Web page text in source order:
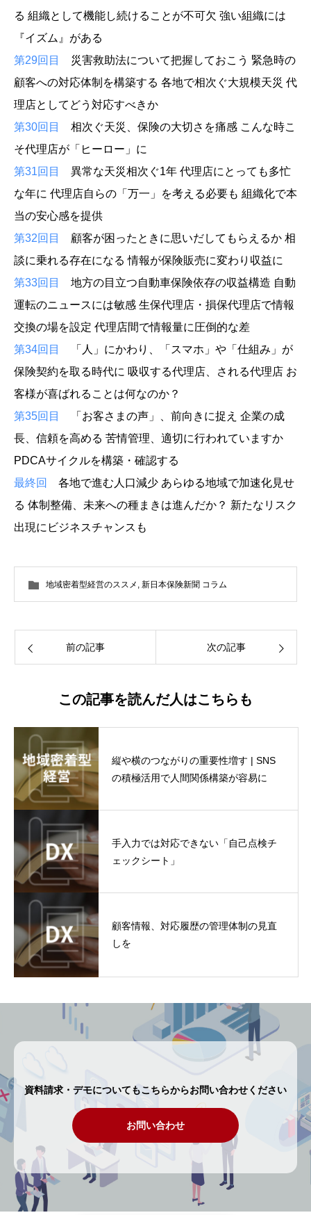
る 組織として機能し続けることが不可欠 強い組織には
『イズム』がある
第29回目
災害救助法について把握しておこう 緊急時の
顧客への対応体制を構築する 各地で相次ぐ大規模天災 代
理店としてどう対応すべきか
第30回目
相次ぐ天災、保険の大切さを痛感 こんな時こ
そ代理店が「ヒーロー」に
第31回目
異常な天災相次ぐ1年 代理店にとっても多忙
な年に 代理店自らの「万一」を考える必要も 組織化で本
当の安心感を提供
第32回目
顧客が困ったときに思いだしてもらえるか 相
談に乗れる存在になる 情報が保険販売に変わり収益に
第33回目
地方の目立つ自動車保険依存の収益構造 自動
運転のニュースには敏感 生保代理店・損保代理店で情報
交換の場を設定 代理店間で情報量に圧倒的な差
第34回目
「人」にかわり、「スマホ」や「仕組み」が
保険契約を取る時代に 吸収する代理店、される代理店 お
客様が喜ばれることは何なのか？
第35回目
「お客さまの声」、前向きに捉え 企業の成
長、信頼を高める 苦情管理、適切に行われていますか
PDCAサイクルを構築・確認する
最終回
各地で進む人口減少 あらゆる地域で加速化見せ
る 体制整備、未来への種まきは進んだか？ 新たなリスク
出現にビジネスチャンスも
地域密着型経営のススメ 新日本保険新聞 コラム
前の記事 次の記事
この記事を読んだ人はこちらも
縦や横のつながりの重要性増す | SNS
の積極活用で人間関係構築が容易に
手入力では対応できない「自己点検チ
ェックシート」
顧客情報、対応履歴の管理体制の見直
しを
資料請求・デモについてもこちらからお問い合わせください
お問い合わせ